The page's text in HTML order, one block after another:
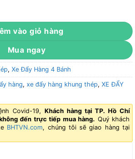
XBH-0206A số lượng
vào giỏ hàng
Mua ngay
, Xe Đẩy Hàng 4 Bánh
hàng, xe đẩy hàng khung thép, XE ĐẨY
Covid-19, Khách hàng tại TP. Hồ Chí
đến trực tiếp mua hàng. Quý khách
BHTVN.com, chúng tôi sẽ giao hàng tại